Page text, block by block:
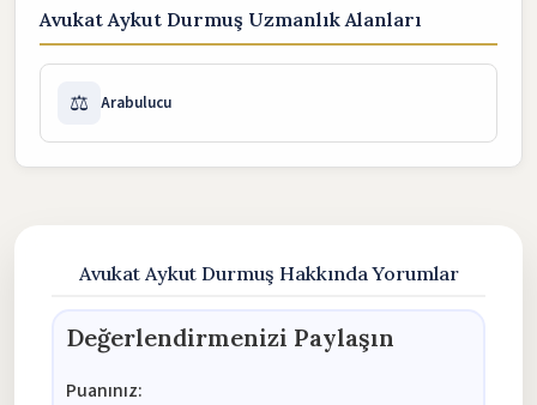
Avukat Aykut Durmuş Uzmanlık Alanları
⚖️ Arabulucu
Avukat Aykut Durmuş Hakkında Yorumlar
Değerlendirmenizi Paylaşın
Puanınız: